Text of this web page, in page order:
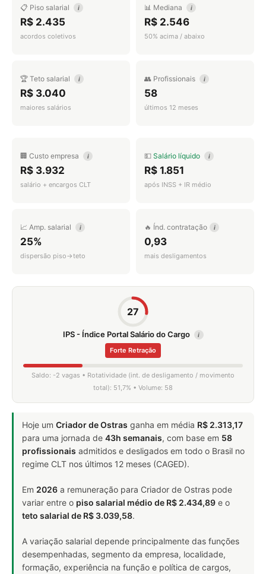
📋 Piso salarial i
R$ 2.435
acordos coletivos
📊 Mediana i
R$ 2.546
50% acima / abaixo
🏆 Teto salarial i
R$ 3.040
maiores salários
👥 Profissionais i
58
últimos 12 meses
🏢 Custo empresa i
R$ 3.932
salário + encargos CLT
💵 Salário líquido i
R$ 1.851
após INSS + IR médio
📈 Amp. salarial i
25%
dispersão piso→teto
🔥 Índ. contratação i
0,93
mais desligamentos
27
IPS - Índice Portal Salário do Cargo i
Forte Retração
Saldo: -2 vagas • Rotatividade (int. de desligamento / movimento
total): 51,7% • Volume: 58
Hoje um Criador de Ostras ganha em média R$ 2.313,17
para uma jornada de 43h semanais, com base em 58
profissionais admitidos e desligados em todo o Brasil no
regime CLT nos últimos 12 meses (CAGED).
Em 2026 a remuneração para Criador de Ostras pode
variar entre o piso salarial médio de R$ 2.434,89 e o
teto salarial de R$ 3.039,58.
A variação salarial depende principalmente das funções
desempenhadas, segmento da empresa, localidade,
formação, experiência na função e política de cargos,